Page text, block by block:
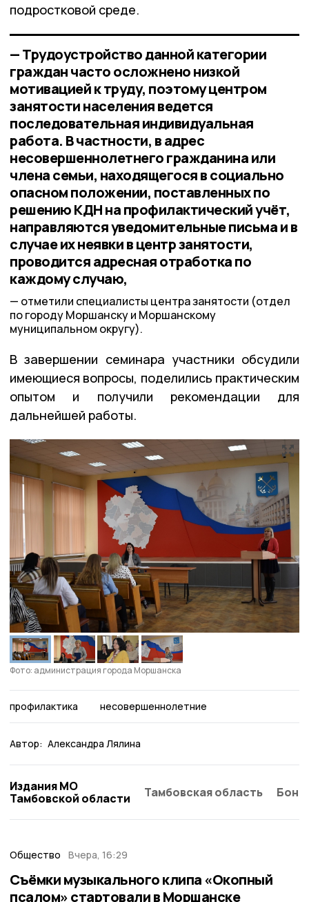
подростковой среде.
— Трудоустройство данной категории
граждан часто осложнено низкой
мотивацией к труду, поэтому центром
занятости населения ведется
последовательная индивидуальная
работа. В частности, в адрес
несовершеннолетнего гражданина или
члена семьи, находящегося в социально
опасном положении, поставленных по
решению КДН на профилактический учёт,
направляются уведомительные письма и в
случае их неявки в центр занятости,
проводится адресная отработка по
каждому случаю,
отметили специалисты центра занятости (отдел
по городу Моршанску и Моршанскому
муниципальном округу).
В завершении семинара участники обсудили
имеющиеся вопросы, поделились практическим
опытом и получили рекомендации для
дальнейшей работы.
Фото: администрация города Моршанска
профилактика несовершеннолетние
Автор: Александра Лялина
Издания МО
Тамбовской области
Тамбовская область
Общество Вчера, 16:29
Съёмки музыкального клипа «Окопный
псалом» стартовали в Моршанске